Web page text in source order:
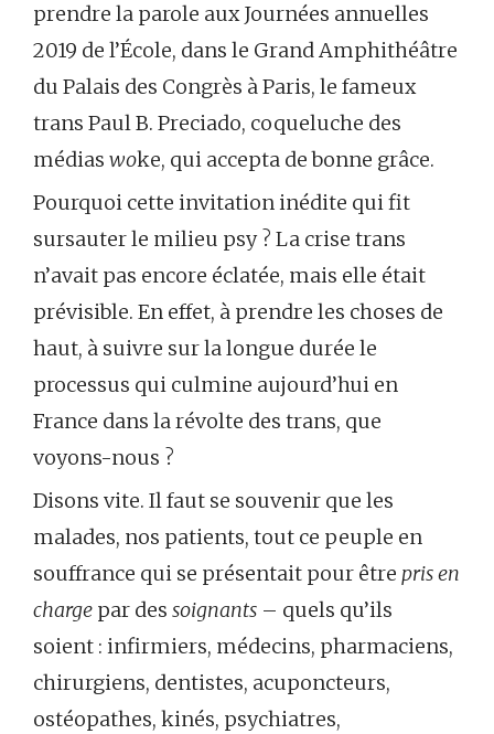
prendre la parole aux Journées annuelles
2019 de l’École, dans le Grand Amphithéâtre
du Palais des Congrès à Paris, le fameux
trans Paul B. Preciado, coqueluche des
médias woke, qui accepta de bonne grâce.
Pourquoi cette invitation inédite qui fit
sursauter le milieu psy ? La crise trans
n’avait pas encore éclatée, mais elle était
prévisible. En effet, à prendre les choses de
haut, à suivre sur la longue durée le
processus qui culmine aujourd’hui en
France dans la révolte des trans, que
voyons-nous ?
Disons vite. Il faut se souvenir que les
malades, nos patients, tout ce peuple en
souffrance qui se présentait pour être pris en
charge par des soignants – quels qu’ils
soient : infirmiers, médecins, pharmaciens,
chirurgiens, dentistes, acuponcteurs,
ostéopathes, kinés, psychiatres,